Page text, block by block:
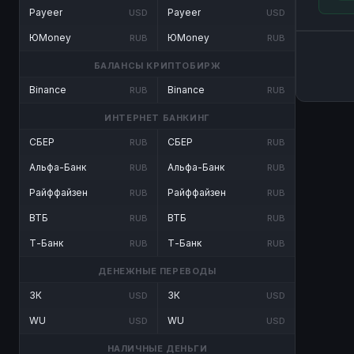
Payeer USD
ЮMoney RUB
Payeer USD
ЮMoney RUB
БАЛАНСЫ КРИПТОБИРЖ
Binance RUB Binance RUB
ИНТЕРНЕТ БАНКИНГ
СБЕР RUB
Альфа-Банк RUB
Райффайзен RUB
ВТБ RUB
Т-Банк RUB
СБЕР RUB
Альфа-Банк RUB
Райффайзен RUB
ВТБ RUB
Т-Банк RUB
ДЕНЕЖНЫЕ ПЕРЕВОДЫ
ЗК USD
WU USD
ЗК USD
WU USD
НАЛИЧНЫЕ ДЕНЬГИ